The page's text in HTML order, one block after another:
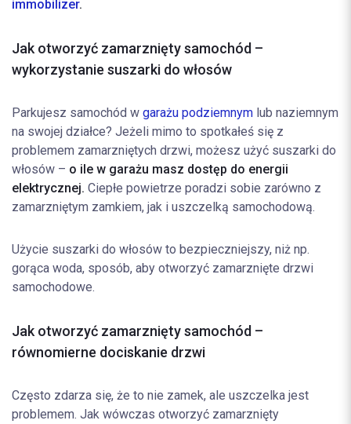
immobilizer.
Jak otworzyć zamarznięty samochód –
wykorzystanie suszarki do włosów
Parkujesz samochód w garażu podziemnym lub naziemnym
na swojej działce? Jeżeli mimo to spotkałeś się z
problemem zamarzniętych drzwi, możesz użyć suszarki do
włosów – o ile w garażu masz dostęp do energii
elektrycznej. Ciepłe powietrze poradzi sobie zarówno z
zamarzniętym zamkiem, jak i uszczelką samochodową.
Użycie suszarki do włosów to bezpieczniejszy, niż np.
gorąca woda, sposób, aby otworzyć zamarznięte drzwi
samochodowe.
Jak otworzyć zamarznięty samochód –
równomierne dociskanie drzwi
Często zdarza się, że to nie zamek, ale uszczelka jest
problemem. Jak wówczas otworzyć zamarznięty